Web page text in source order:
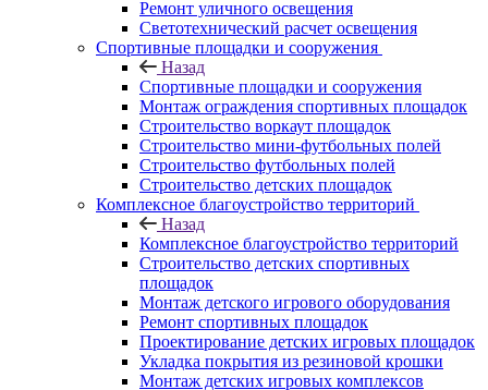
Ремонт уличного освещения
Светотехнический расчет освещения
Спортивные площадки и сооружения
Назад
Спортивные площадки и сооружения
Монтаж ограждения спортивных площадок
Строительство воркаут площадок
Строительство мини-футбольных полей
Строительство футбольных полей
Строительство детских площадок
Комплексное благоустройство территорий
Назад
Комплексное благоустройство территорий
Строительство детских спортивных
площадок
Монтаж детского игрового оборудования
Ремонт спортивных площадок
Проектирование детских игровых площадок
Укладка покрытия из резиновой крошки
Монтаж детских игровых комплексов